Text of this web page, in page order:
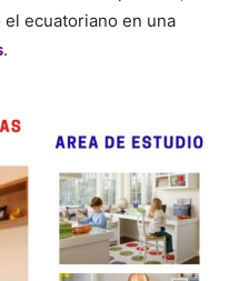
ecuatoriano en una
.